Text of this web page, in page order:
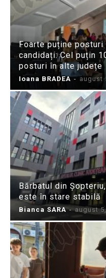
Foarte puține
candidați: Cel puțin
posturi în alte județe
Ioana BRADEA - august
Bărbatul din
este în stare stabilă
Bianca SARA - august